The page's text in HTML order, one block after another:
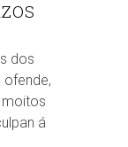
dos
ofende,
á